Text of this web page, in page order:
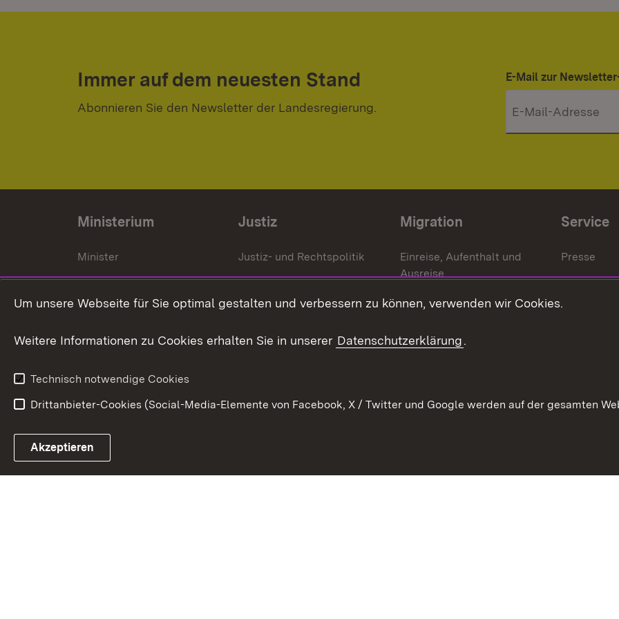
Immer auf dem neuesten Stand
Abonnieren Sie den Newsletter der Landesregierung.
E-Mail zur
Ministerium
Minister
Staatssekrektär
Ministerialdirektorin
Organigramm
Justiz
Justiz- und Rechtspolitik
Gerichte und
Staatsanwaltschaften
Migration
Einreise, Aufenthalt und
Ausreise
Asylbewerber und
Erlasse und
Service
Presse
Link zum Landesportal
Um unsere Webseite für Sie optimal gestalten und verbessern zu können, verwenden wir Cookies.
Weitere Informationen zu Cookies erhalten Sie in unserer Datenschutzerklärung.
Technisch notwendige Cookies
Drittanbieter-Cookies (Social-Media-Elemente von Facebook, X / Twitter und Google werden auf der gesamten
Akzeptieren